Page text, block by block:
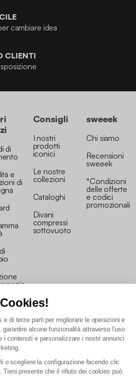
Cookies!
e di terze parti per migliorare le operazioni e
garantire alcune funzionalità attraverso l'uso
i contenuti e personalizzare i nostri annunci
o scegliere la configurazione facendo clic
Tieni presente che il rifiuto dei cookies può
cambiare idea
CLIENTI
di
e
di
Consigli
I nostri
prodotti
iconici
Le nostre
collezioni
Cataloghi
Divani
compressi
sottovuoto
sweeek
Chi siamo
Recensioni
sweeek
*Condizioni
delle offerte
e codici
promozionali
generali vendita
dei dati personali e dei cookie